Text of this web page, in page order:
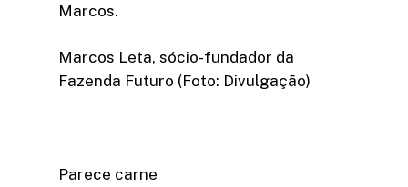
Marcos.
Marcos Leta, sócio-fundador da
Fazenda Futuro (Foto: Divulgação)
Parece carne